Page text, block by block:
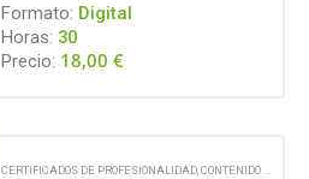
Formato: Digital
Horas: 30
Precio: 18,00€
CERTIFICADOS DE PROFESIONALIDAD,CONTENIDO EN FORMATO DIGITAL